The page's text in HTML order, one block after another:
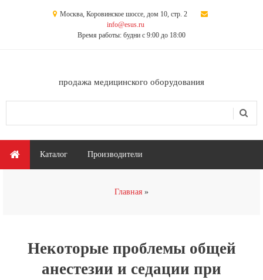
Москва, Коровинское шоссе, дом 10, стр. 2
info@esus.ru
Время работы: будни с 9:00 до 18:00
продажа медицинского оборудования
Главное меню
Каталог Производители
Главная
Некоторые проблемы общей
анестезии и седации при